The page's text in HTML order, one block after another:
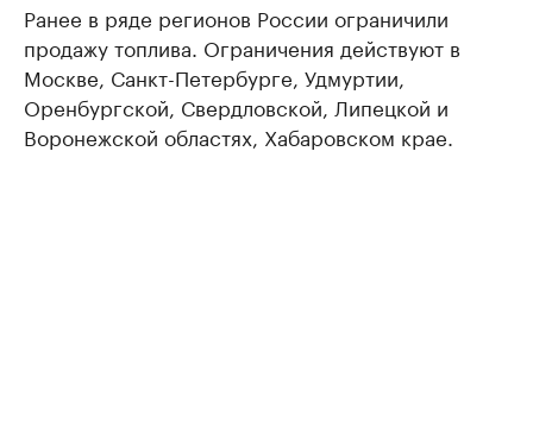
Ранее в ряде регионов России ограничили
продажу топлива. Ограничения действуют в
Москве, Санкт-Петербурге, Удмуртии,
Оренбургской, Свердловской, Липецкой и
Воронежской областях, Хабаровском крае.